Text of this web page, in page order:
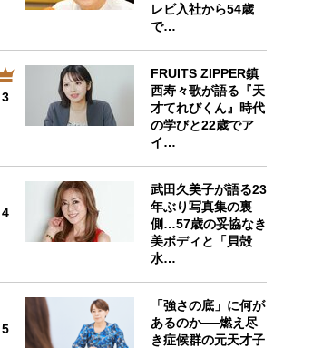
レビ入社から54歳
で…
3
FRUITS ZIPPER鎮
西寿々歌が語る『天
才てれびくん』時代
の学びと22歳でア
イ…
4
武田久美子が語る23
年ぶり写真集の裏
側…57歳の妥協なき
美ボディと「貝殻
水…
5
「強さの底」に何が
あるのか──燃え尽
き症候群の元天才子